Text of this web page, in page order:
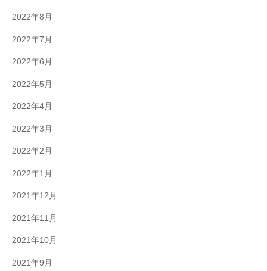
2022年8月
2022年7月
2022年6月
2022年5月
2022年4月
2022年3月
2022年2月
2022年1月
2021年12月
2021年11月
2021年10月
2021年9月